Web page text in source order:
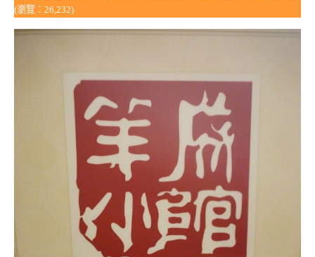
(瀏覽：26,232)